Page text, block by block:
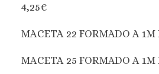
4,25€
MACETA 22 FORMADO A 1M
MACETA 25 FORMADO A 1M